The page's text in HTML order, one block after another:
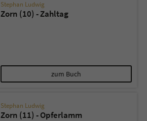
Stephan Ludwig
Zorn (10) - Zahltag
zum Buch
Stephan Ludwig
Zorn (11) - Opferlamm